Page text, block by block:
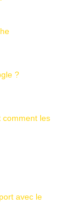
?
comment les
avec le